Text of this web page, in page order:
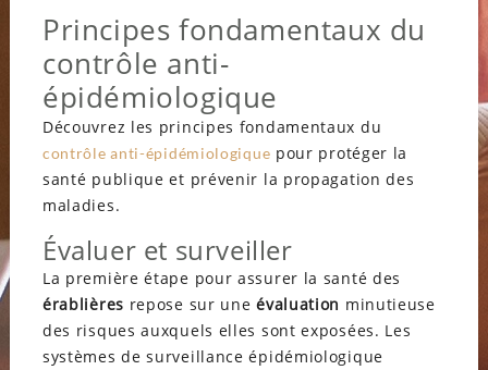
Principes fondamentaux du
contrôle anti-
épidémiologique
Découvrez les principes fondamentaux du
contrôle anti-épidémiologique pour protéger la
santé publique et prévenir la propagation des
maladies.
Évaluer et surveiller
La première étape pour assurer la santé des
érablières repose sur uneévaluation minutieuse
des risques auxquels elles sont exposées. Les
systèmes de surveillance épidémiologique